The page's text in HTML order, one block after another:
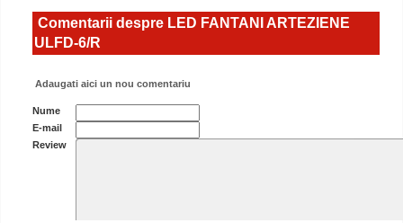
Comentarii despre LED FANTANI ARTEZIENE
ULFD-6/R
Adaugati aici un nou comentariu
Nume
E-mail
Review